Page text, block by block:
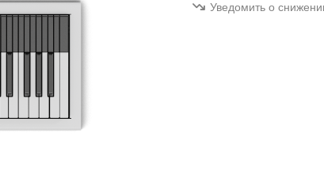
Уведомить о